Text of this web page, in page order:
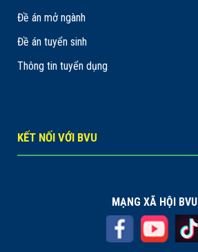
Đề án mở ngành
Đề án tuyển sinh
Thông tin tuyển dụng
KẾT NỐI VỚI BVU
MẠNG XÃ HỘI BVU